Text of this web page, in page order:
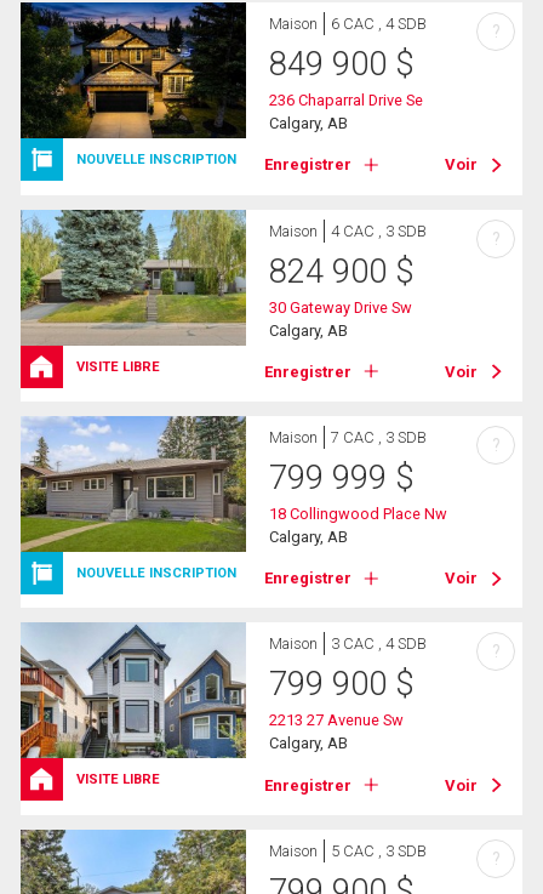
NOUVELLE INSCRIPTION
Maison 6 CAC , 4 SDB
849 900 $
236 Chaparral Drive Se
Calgary, AB
Enregistrer Voir
?
VISITE LIBRE
Maison 4 CAC , 3 SDB
824 900 $
30 Gateway Drive Sw
Calgary, AB
Enregistrer Voir
?
NOUVELLE INSCRIPTION
Maison 7 CAC , 3 SDB
799 999 $
18 Collingwood Place Nw
Calgary, AB
Enregistrer Voir
?
VISITE LIBRE
Maison 3 CAC , 4 SDB
799 900 $
2213 27 Avenue Sw
Calgary, AB
Enregistrer Voir
?
Maison 5 CAC , 3 SDB ?